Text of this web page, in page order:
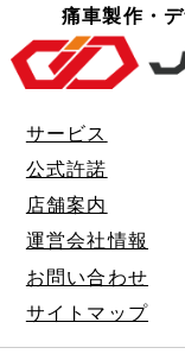
痛車製作・
サービス
公式許諾
店舗案内
運営会社情報
お問い合わせ
サイトマップ